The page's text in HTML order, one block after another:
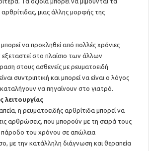
μιας άλλης μορφής της
να προκληθεί από πολλές χρόνιες
εξεταστεί στο πλαίσιο των άλλων
στους ασθενείς με ρευματοειδή
συντριπτική και μπορεί να είναι ο λόγος
να πηγαίνουν στο γιατρό.
λειτουργίας
η ρευματοειδής αρθρίτιδα μπορεί να
αρθρώσεις, που μπορούν με τη σειρά τους
του χρόνου σε απώλεια
με την κατάλληλη διάγνωση και θεραπεία